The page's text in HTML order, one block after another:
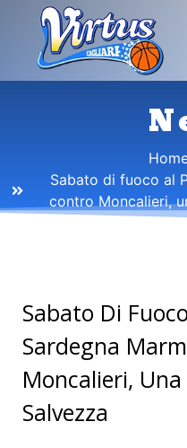
Sabato di fuoco al
contro Moncalieri,
Sabato Di
Sardegna
Moncalieri, Una
Salvezza